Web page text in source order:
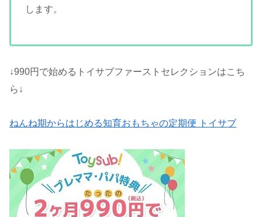
します。
↓990円で始めるトイサブファーストセレクションはこち
ら↓
ねんね期からはじめる知育おもちゃの定期便 トイサブ